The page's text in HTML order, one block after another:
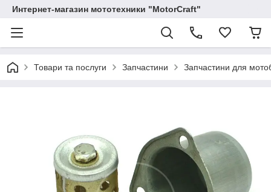
Интернет-магазин мототехники "MotorCraft"
Товари та послуги Запчастини Запчастини для